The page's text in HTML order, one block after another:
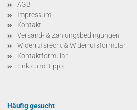
AGB
Impressum
Kontakt
Versand- & Zahlungsbedingungen
Widerrufsrecht & Widerrufsformular
Kontaktformular
Links und Tipps
Häufig gesucht